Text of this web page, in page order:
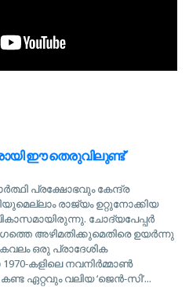
ഈ തെരുവിലുണ്ട്’
പ്രക്ഷോഭവും കേന്ദ്ര
രാജ്യം ഉറ്റുനോക്കിയ
ചോദ്യപേപ്പര്‍
അഴിമതിക്കുമെതിരെ ഉയര്‍ന്നു
ഒരു പ്രാദേശിക
കളിലെ നവനിര്‍മ്മാണ്‍
ഏറ്റവും വലിയ ‘ജെന്‍-സി’...